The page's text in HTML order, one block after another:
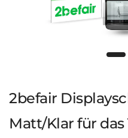
2befair
Matt/Klar für das